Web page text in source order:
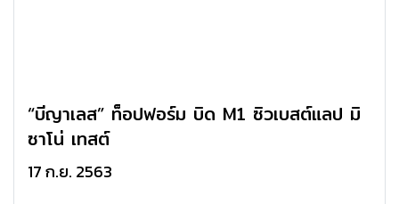
“บีญาเลส” ท็อปฟอร์ม บิด M1 ซิวเบสต์แลป มิ
ซาโน่ เทสต์
17 ก.ย. 2563